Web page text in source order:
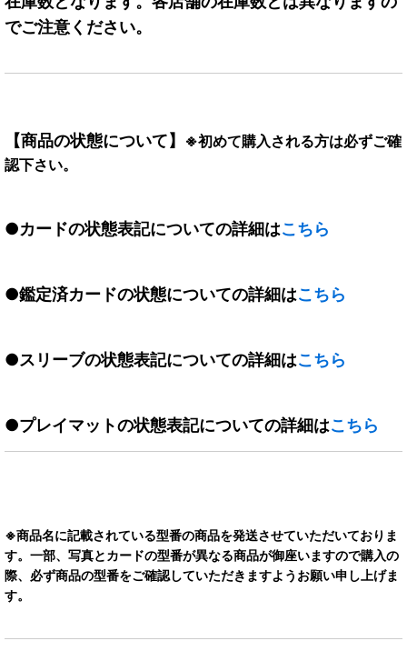
でご注意ください。
【商品の状態について】
※初めて購入される方は必ずご確
認下さい。
●カードの状態表記についての詳細はこちら
●鑑定済カードの状態についての詳細はこちら
●スリーブの状態表記についての詳細はこちら
●プレイマットの状態表記についての詳細はこちら
※商品名に記載されている型番の商品を発送させていただいておりま
す。一部、写真とカードの型番が異なる商品が御座いますので購入の
際、必ず商品の型番をご確認していただきますようお願い申し上げま
す。